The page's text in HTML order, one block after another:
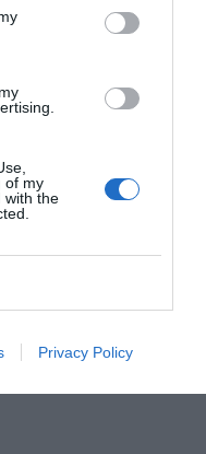
of my
with the
Privacy Policy